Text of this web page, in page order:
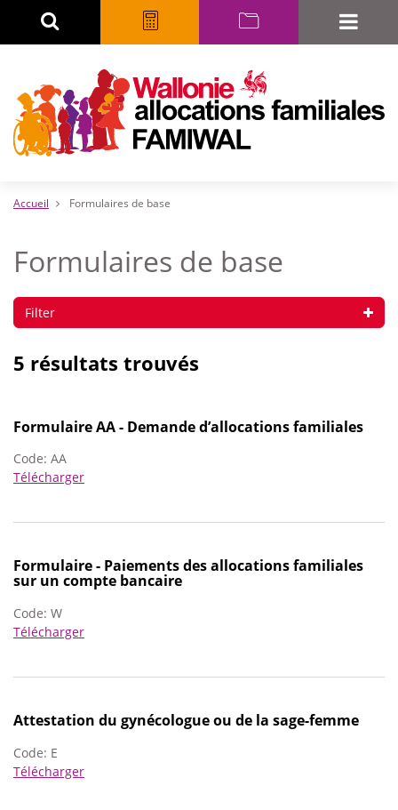
contenu
myFAMIWAL
Toggle
Accueil Formulaires de base
Formulaires de base
Filter
5 résultats trouvés
Formulaire AA - Demande d’allocations familiales
Code: AA
Télécharger
Formulaire - Paiements des allocations familiales
sur un compte bancaire
Code: W
Télécharger
Attestation du gynécologue ou de la sage-femme
Code: E
Télécharger